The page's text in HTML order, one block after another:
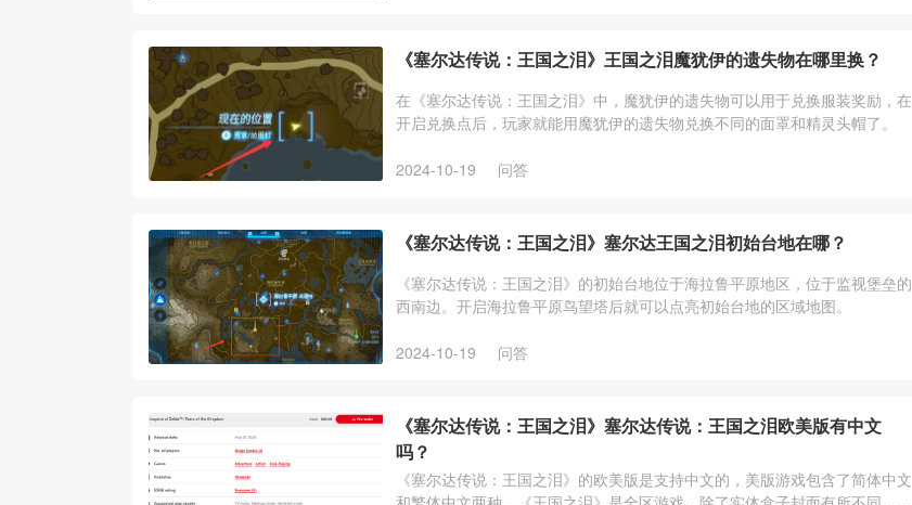
《塞尔达传说：王国之泪》王国之泪魔犹伊的遗失物在哪里换？
在《塞尔达传说：王国之泪》中，魔犹伊的遗失物可以用于兑换服装奖励，在
开启兑换点后，玩家就能用魔犹伊的遗失物兑换不同的面罩和精灵头帽了。
2024-10-19 问答
《塞尔达传说：王国之泪》塞尔达王国之泪初始台地在哪？
《塞尔达传说：王国之泪》的初始台地位于海拉鲁平原地区，位于监视堡垒的
西南边。开启海拉鲁平原鸟望塔后就可以点亮初始台地的区域地图。
2024-10-19 问答
《塞尔达传说：王国之泪》塞尔达传说：王国之泪欧美版有中文
吗？
《塞尔达传说：王国之泪》的欧美版是支持中文的，美版游戏包含了简体中文